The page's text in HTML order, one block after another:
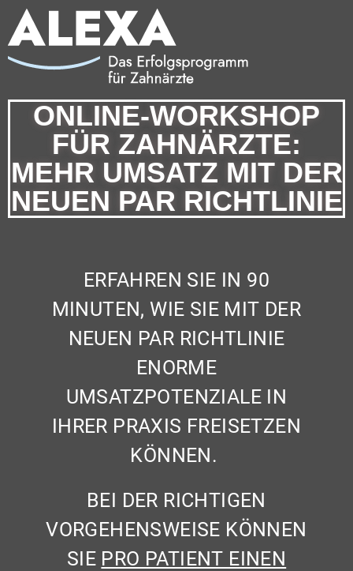
ONLINE-WORKSHOP
FÜR ZAHNÄRZTE:
MEHR UMSATZ MIT DER
NEUEN PAR RICHTLINIE
ERFAHREN SIE IN 90
MINUTEN, WIE SIE MIT DER
NEUEN PAR RICHTLINIE
ENORME
UMSATZPOTENZIALE IN
IHRER PRAXIS FREISETZEN
KÖNNEN.
BEI DER RICHTIGEN
VORGEHENSWEISE KÖNNEN
SIE PRO PATIENT EINEN